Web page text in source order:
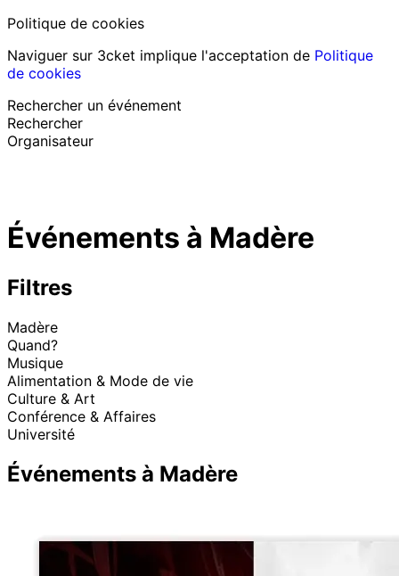
Politique de cookies
Naviguer sur 3cket implique l'acceptation de Politique
de cookies
Rechercher un événement
Rechercher
Organisateur
Assistance au participantJ’ai perdu mon billet
Événements à Madère
Filtres
Madère
Quand?
Musique
Alimentation & Mode de vie
Culture & Art
Conférence & Affaires
Université
Événements à Madère